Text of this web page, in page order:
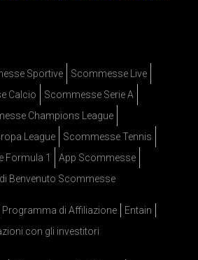
Sportive
Scommesse Live
Calcio
Scommesse Serie A
Champions League
League
Scommesse Tennis
Formula 1
App Scommesse
Benvenuto Scommesse
Programma di Affiliazione
Entain
con gli investitori